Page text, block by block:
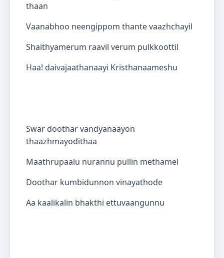
thaan
Vaanabhoo neengippom thante vaazhchayil
Shaithyamerum raavil verum pulkkoottil
Haa! daivajaathanaayi Kristhanaameshu
Swar doothar vandyanaayon
thaazhmayodithaa
Maathrupaalu nurannu pullin methamel
Doothar kumbidunnon vinayathode
Aa kaalikalin bhakthi ettuvaangunnu